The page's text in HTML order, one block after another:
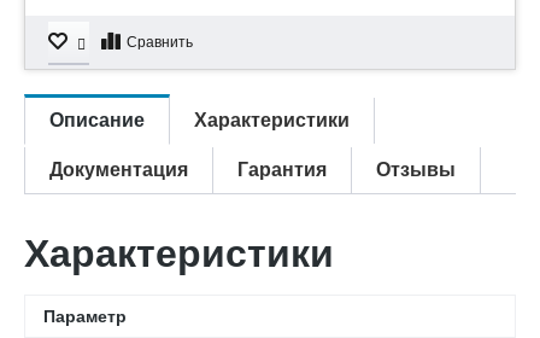
Сравнить
Описание Характеристики
Документация Гарантия Отзывы
Характеристики
Параметр